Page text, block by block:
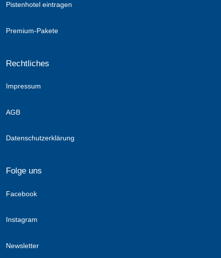
Pistenhotel eintragen
Premium-Pakete
Rechtliches
Impressum
AGB
Datenschutzerklärung
Folge uns
Facebook
Instagram
Newsletter